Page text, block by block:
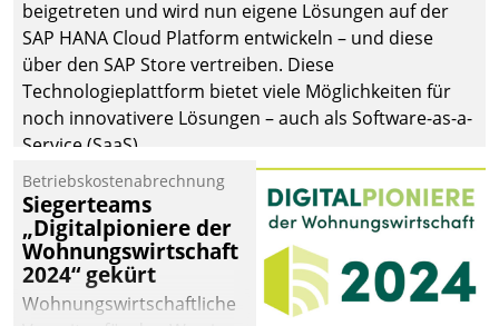
beigetreten und wird nun eigene Lösungen auf der
SAP HANA Cloud Platform entwickeln – und diese
über den SAP Store vertreiben. Diese
Technologieplattform bietet viele Möglichkeiten für
noch innovativere Lösungen – auch als Software-as-a-
Service (SaaS).
Betriebskostenabrechnung
Siegerteams
„Digitalpioniere der
Wohnungswirtschaft
2024“ gekürt
Wohnungswirtschaftliche